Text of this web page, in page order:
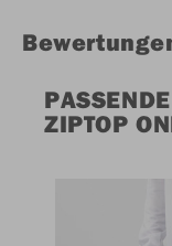
ZIPTOP